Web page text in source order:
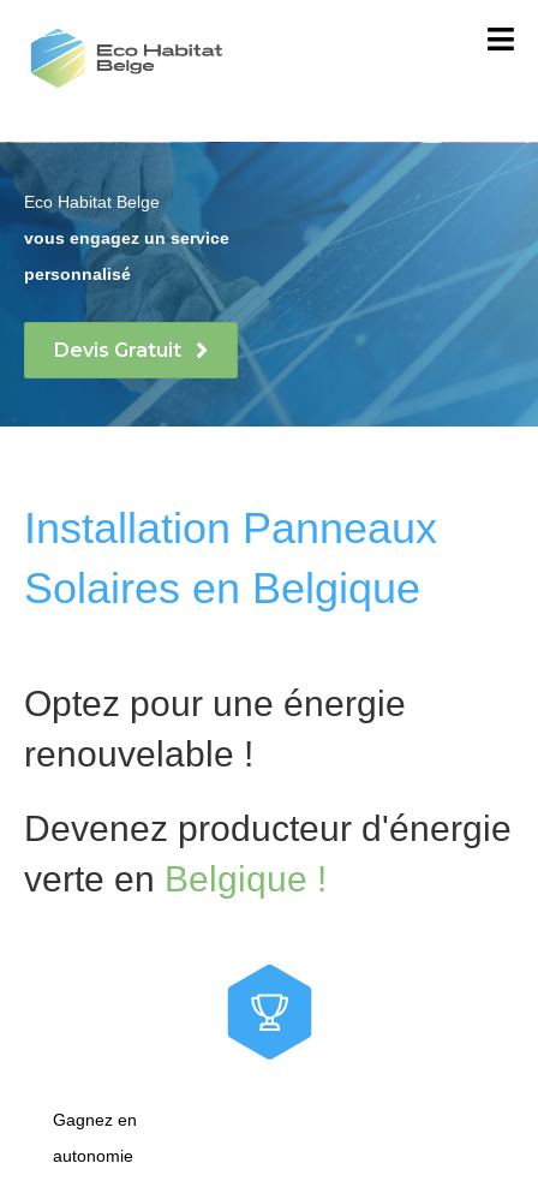
Eco Habitat Belge
vous engagez un service
personnalisé
Devis Gratuit
Installation Panneaux
Solaires en Belgique
Optez pour une énergie
renouvelable !
Devenez producteur d'énergie
verte en Belgique !
Gagnez en
autonomie